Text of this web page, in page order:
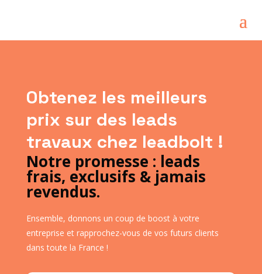
Obtenez les meilleurs
prix sur des leads
travaux chez leadbolt !
Notre promesse : leads
frais, exclusifs & jamais
revendus.
Ensemble, donnons un coup de boost à votre
entreprise et rapprochez-vous de vos futurs clients
dans toute la France !